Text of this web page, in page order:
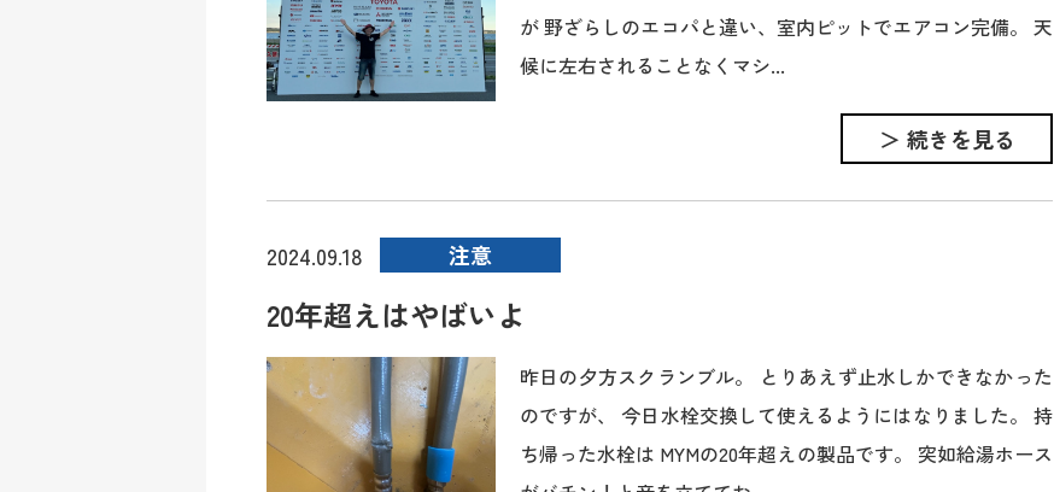
が 野ざらしのエコパと違い、室内ピットでエアコン完備。 天
候に左右されることなくマシ...
＞ 続きを見る
2024.09.18 注意
20年超えはやばいよ
昨日の夕方スクランブル。 とりあえず止水しかできなかった
のですが、 今日水栓交換して使えるようにはなりました。 持
ち帰った水栓は MYMの20年超えの製品です。 突如給湯ホース